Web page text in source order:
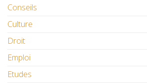
Conseils
Culture
Droit
Emploi
Etudes